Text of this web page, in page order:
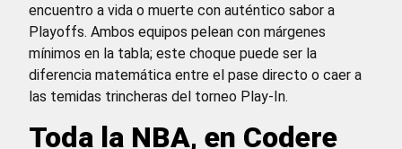
encuentro a vida o muerte con auténtico sabor a
Playoffs. Ambos equipos pelean con márgenes
mínimos en la tabla; este choque puede ser la
diferencia matemática entre el pase directo o caer a
las temidas trincheras del torneo Play-In.
Toda la NBA, en Codere